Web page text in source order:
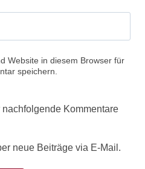
Website in diesem Browser für
speichern.
Kommentare
neue Beiträge via E-Mail.